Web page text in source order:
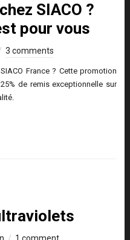
SIACO ?
pour vous
3 comments
France ? Cette promotion
de remis exceptionnelle sur
1 comment